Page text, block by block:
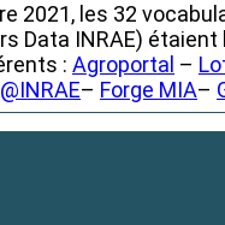
2021, les 32
Data INRAE)
: Agroportal –
– Forge MIA–